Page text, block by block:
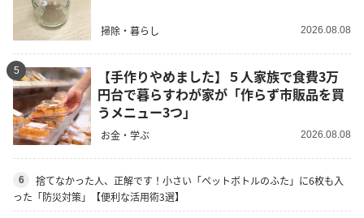
掃除・暮らし 2026.08.08
5
【手作りやめました】５人家族で食費3万
円台で暮らすわが家が「作らず市販品を買
うメニュー3つ」
お金・学ぶ 2026.08.08
6
捨てなかった人、正解です！小さい「ペットボトルのふた」に6枚も入
った「防災対策」【便利な活用術3選】